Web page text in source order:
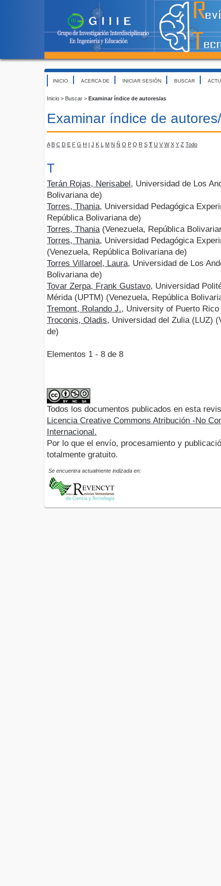
INICIO ACERCA DE INICIAR SESIÓN BUSCAR
Inicio > Buscar > Examinar índice de autores/as
Examinar índice de
A B C D E F G H I J K L M N Ñ O P Q R S T U V W X Y Z Todo
T
Terán Rojas, Nerisabel, Universidad de Los
Bolivariana de)
Torres, Thania, Universidad Pedagógica
República Bolivariana de)
Torres, Thania(Venezuela, República
Torres, Thania, Universidad Pedagógica
(Venezuela, República Bolivariana de)
Torres Villaroel, Laura, Universidad de Los
Bolivariana de)
Tovar Zerpa, Frank Gustavo, Universidad
Mérida (UPTM) (Venezuela, República
Tremont, Rolando J., University of Puerto
Troconis, Oladis, Universidad del Zulia (LUZ)
de)
Elementos 1 - 8 de 8
Todos los documentos publicados en esta
Licencia Creative Commons Atribución -No
Internacional.
Por lo que el envío, procesamiento y
totalmente gratuito.
Se encuentra actualmente indizada en: